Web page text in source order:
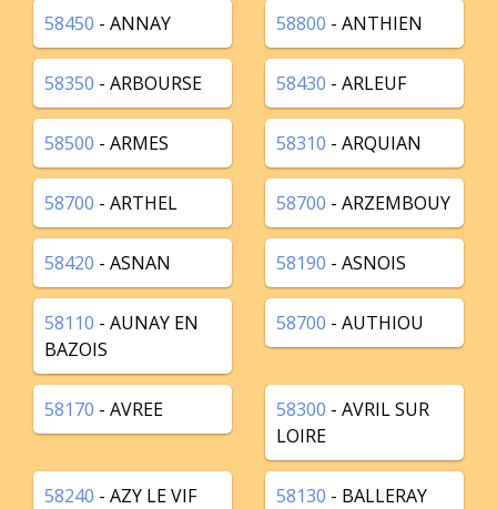
58450 - ANNAY 58800 - ANTHIEN
58350 - ARBOURSE 58430 - ARLEUF
58500 - ARMES 58310 - ARQUIAN
58700 - ARTHEL 58700 - ARZEMBOUY
58420 - ASNAN 58190 - ASNOIS
58110 - AUNAY EN
BAZOIS
58700 - AUTHIOU
58170 - AVREE 58300 - AVRIL SUR
LOIRE
58240 - AZY LE VIF 58130 - BALLERAY